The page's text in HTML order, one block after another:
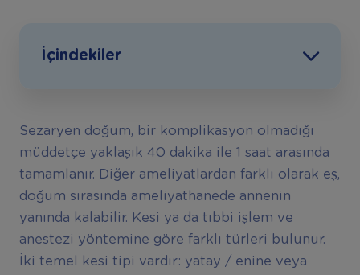
İçindekiler
Sezaryen doğum, bir komplikasyon olmadığı
müddetçe yaklaşık 40 dakika ile 1 saat arasında
tamamlanır. Diğer ameliyatlardan farklı olarak eş,
doğum sırasında ameliyathanede annenin
yanında kalabilir. Kesi ya da tıbbi işlem ve
anestezi yöntemine göre farklı türleri bulunur.
İki temel kesi tipi vardır: yatay / enine veya